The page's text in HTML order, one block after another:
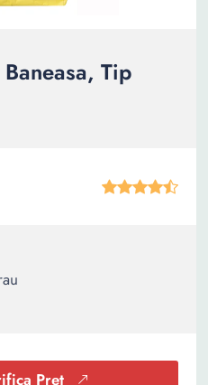
Tip
Pret